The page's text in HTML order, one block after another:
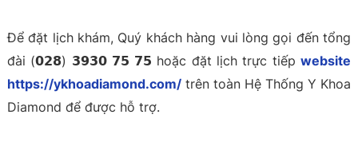
Để đặt lịch khám, Quý khách hàng vui lòng gọi đến tổng
đài (𝟬𝟮𝟴) 𝟯𝟵𝟯𝟬 𝟳𝟱 𝟳𝟱 hoặc đặt lịch trực tiếpwebsite
https://ykhoadiamond.com/trên toàn Hệ Thống Y Khoa
Diamond để được hỗ trợ.